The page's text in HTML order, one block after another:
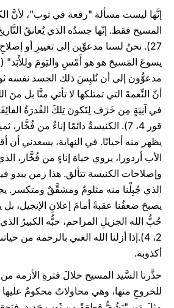
إنَّها ليست مسألة "رقعة في ثوب"، لأنَّ
27). نحنُ لسنا مدعوِّين إلى تغييرِ أو
مدعوُّون إلى أن نُلبِسَ ذلك الجسد نفسه
أنّ النِّعمةَ التي تمتلكها لا تأتي منَّا بل منَ
قور 4، 7). الكنيسةُ دائمًا إناءٌ من
يظهر منه أحيانًا. في النهاية، يسعدني أن
الأب أردورا، يروي حياة إناءٍ من فُخَّار،
وإصلاحات الكنيسة تتألق. هذا زمن يبدو
الذي جُبِلْنا منه مثلومٌ ومشقَّقٌ ومتكسر.
يصبحَ ضعفُنا عقبةً أمامَ إعلانِ الإنجيل، بل
حُبُّ الله الجزيلِ المراحم، حبُّه الكبيرُ
2، 4).إذا أزلنا الله الغني بالرحمة من
أكذوبة.
حذَّرنا السَّيد المسيح خلالَ فترةِ الأزمة
للخروجِ منها، وهي محاولاتٌ محكومٌ عليها